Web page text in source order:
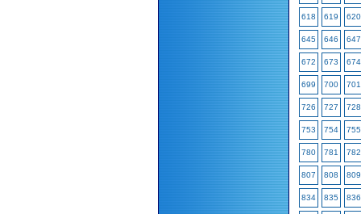
618 619 620
645 646 647
672 673 674
699 700 701
726 727 728
753 754 755
780 781 782
807 808 809
834 835 836